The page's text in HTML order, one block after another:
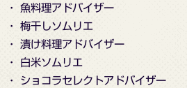
・ 魚料理アドバイザー
・ 梅干しソムリエ
・ 漬け料理アドバイザー
・ 白米ソムリエ
・ ショコラセレクトアドバイザー